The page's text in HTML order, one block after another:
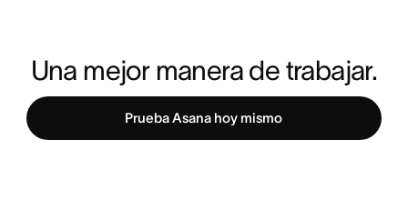
Una mejor manera de trabajar.
Prueba Asana hoy mismo